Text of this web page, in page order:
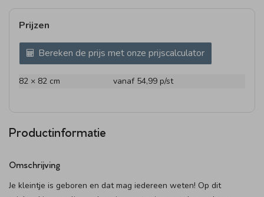
Prijzen
Bereken de prijs met onze prijscalculator
82 × 82 cm vanaf 54,99 p/st
Productinformatie
Omschrijving
Je kleintje is geboren en dat mag iedereen weten! Op dit